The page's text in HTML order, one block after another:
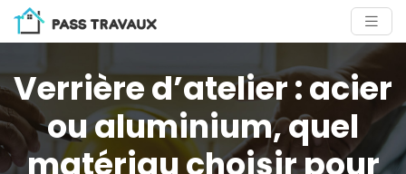
Verrière d’atelier : acier
ou aluminium, quel
matériau choisir pour